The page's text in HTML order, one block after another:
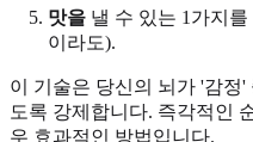
맛을 낼 수 있는 1가지
이라도).
이 기술은 당신의 뇌가 '감정
도록 강제합니다. 즉각적인
우 효과적인 방법입니다.